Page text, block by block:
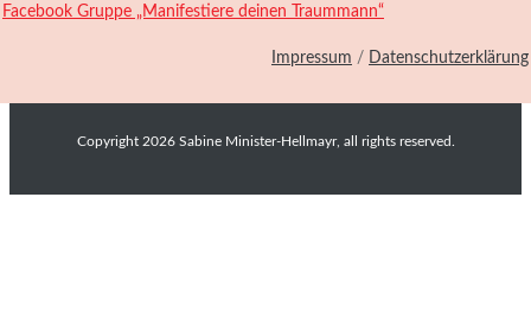
Facebook Gruppe „Manifestiere deinen Traummann“
Impressum / Datenschutzerklärung
Copyright 2026 Sabine Minister-Hellmayr, all rights reserved.